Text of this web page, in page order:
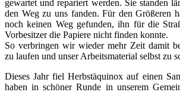
gewartet und repariert werden. Sie standen
den Weg zu uns fanden. Für den Größeren
noch keinen Weg gefunden, ihn für die
Vorbesitzer die Papiere nicht finden konnte.
So verbringen wir wieder mehr Zeit damit
zu laufen und unser Arbeitsmaterial selbst zu
Dieses Jahr fiel Herbstäquinox auf einen
haben in schöner Runde in unserem